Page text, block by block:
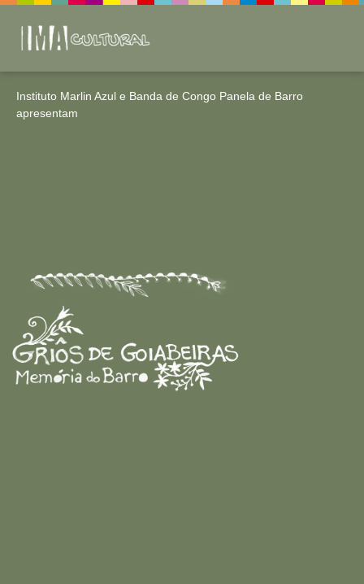
Instituto Marlin Azul e Banda de Congo Panela de Barro
apresentam